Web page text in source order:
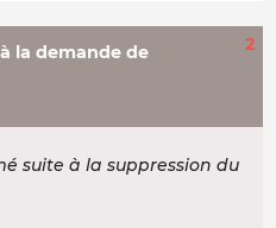
la demande de
2
suite à la suppression du